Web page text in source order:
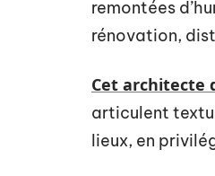
remontées
rénovation,
Cet architecte
articulent
lieux, en